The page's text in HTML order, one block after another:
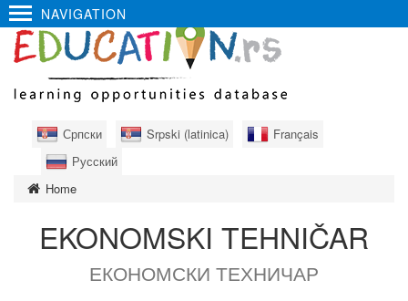
NAVIGATION
Српски Srpski (latinica)
Français
Русский
Home
EKONOMSKI TEHNIČAR
ЕКОНОМСКИ ТЕХНИЧАР